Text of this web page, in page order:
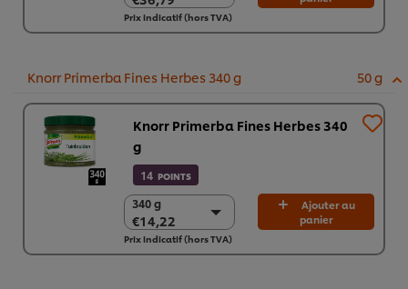
Prix indicatif (hors TVA)
Knorr Primerba Fines Herbes 340 g 50 g
Knorr Primerba Fines Herbes 340
g
14 POINTS
340 g
€14,22
340 g
€14,22
2 x 340 g
Ajouter au
panier
Prix indicatif (hors TVA)